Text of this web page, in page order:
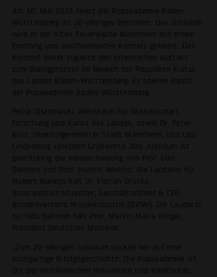
Am 10. Mai 2023 feiert die Popakademie Baden-
Württemberg ihr 20-jähriges Bestehen. Das Jubiläum
wird in der Alten Feuerwache Mannheim mit einem
Empfang und anschließenden Konzert gefeiert. Das
Konzert bildet zugleich den öffentlichen Auftakt
zum Dialogprozess im Bereich der Populären Kultur
des Landes Baden-Württemberg. Es spielen Bands
der Popakademie Baden-Württemberg.
Petra Olschowski, Ministerin für Wissenschaft,
Forschung und Kunst des Landes, sowie Dr. Peter
Kurz, Oberbürgermeister Stadt Mannheim, und Udo
Lindenberg sprechen Grußworte. Das Jubiläum ist
gleichzeitig die Verabschiedung von Prof. Udo
Dahmen und Prof. Hubert Wandjo. Die Laudatio für
Hubert Wandjo hält Dr. Florian Drücke,
Vorstandsvorsitzender, Geschäftsführer & CEO,
Bundesverband Musikindustrie (BVMI). Die Laudatio
für Udo Dahmen hält Prof. Martin Maria Krüger,
Präsident Deutscher Musikrat.
„Zum 20-jährigen Jubiläum blicken wir auf eine
einzigartige Erfolgsgeschichte: Die Popakademie ist
Ort der musikalischen Innovation und Kreativität,